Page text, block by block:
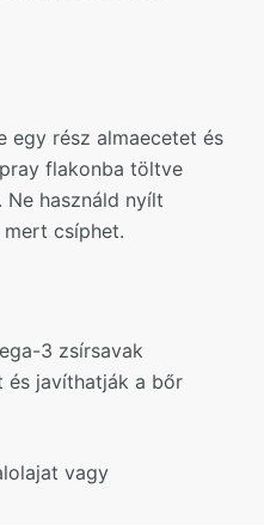
egy rész almaecetet és
flakonba töltve
használd nyílt
csíphet.
3 zsírsavak
és javíthatják a bőr
vagy